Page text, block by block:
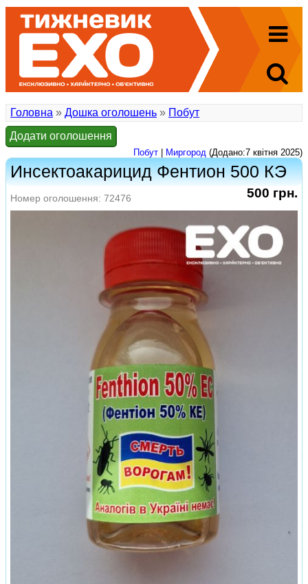
Головна » Дошка оголошень » Побут
Додати оголошення
Побут Миргород (Додано:7 квітня 2025)
Инсектоакарицид Фентион 500 КЭ
500 грн.
Номер оголошення: 72476